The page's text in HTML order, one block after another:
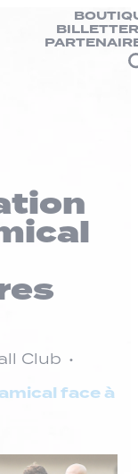
Club
face à